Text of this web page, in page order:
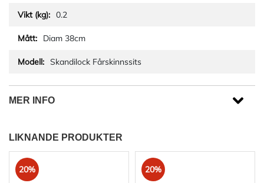
0.2
Diam 38cm
Skandilock Fårskinnssits
MER INFO
LIKNANDE PRODUKTER
20% 20%